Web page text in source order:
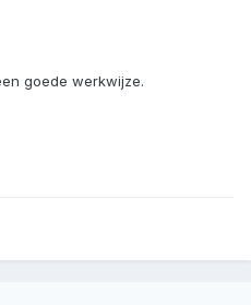
goede werkwijze.